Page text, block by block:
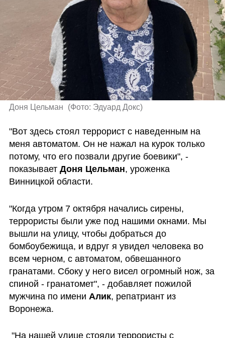
Доня Цельман (Фото: Эдуард Докс)
"Вот здесь стоял террорист с наведенным на
меня автоматом. Он не нажал на курок только
потому, что его позвали другие боевики", -
показывает Доня Цельман, уроженка
Винницкой области.
"Когда утром 7 октября начались сирены,
террористы были уже под нашими окнами. Мы
вышли на улицу, чтобы добраться до
бомбоубежища, и вдруг я увидел человека во
всем черном, с автоматом, обвешанного
гранатами. Сбоку у него висел огромный нож, за
спиной - гранатомет", - добавляет пожилой
мужчина по имени Алик, репатриант из
Воронежа.